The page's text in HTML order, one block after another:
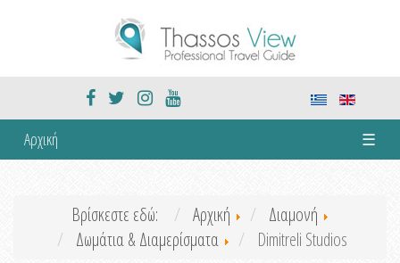
Αρχική ☰
Βρίσκεστε εδώ: Αρχική
Διαμονή
Δωμάτια & Διαμερίσματα
Dimitreli Studios